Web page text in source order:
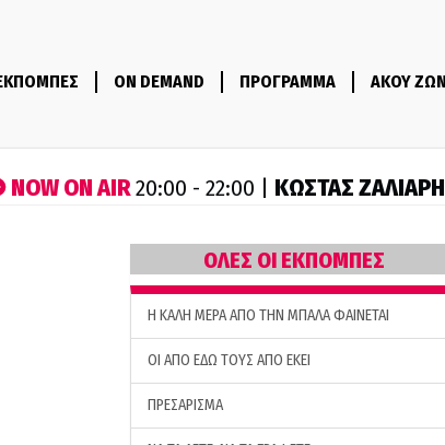
ON DEMAND ΠΡΟΓΡΑΜΜΑ ΑΚΟΥ
NOW ON AIR20:00 - 22:00 | ΚΩΣΤΑΣ
ΟΛΕΣ ΟΙ ΕΚΠΟΜΠΕΣ
H ΚΑΛΗ ΜΕΡΑ ΑΠΟ ΤΗΝ ΜΠΑΛΑ ΦΑΙΝΕΤΑΙ
ΟΙ ΑΠΟ ΕΔΩ ΤΟΥΣ ΑΠΟ ΕΚΕΙ
ΠΡΕΣΑΡΙΣΜΑ